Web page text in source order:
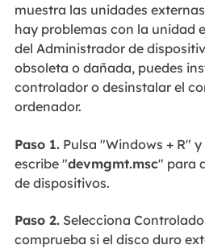
muestra las unidades
hay problemas con la unidad
del Administrador de
obsoleta o dañada, puedes
controlador o desinstalar el
ordenador.
Paso 1.Pulsa "Windows + R" y
escribe "devmgmt.msc" para
de dispositivos.
Paso 2.Selecciona
comprueba si el disco duro